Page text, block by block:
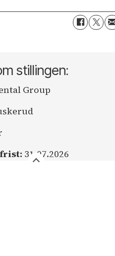
stillingen:
Group
31.07.2026